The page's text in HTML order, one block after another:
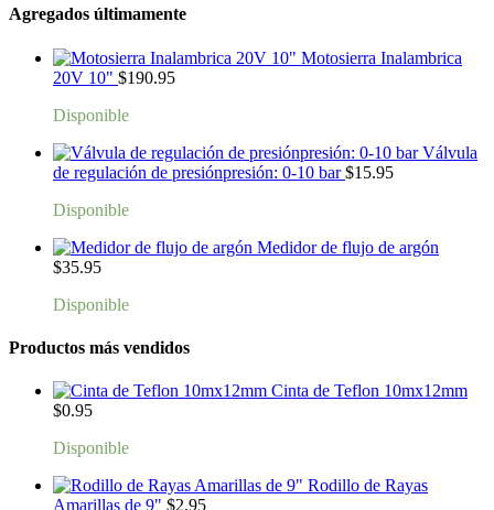
Agregados últimamente
Motosierra Inalambrica
20V 10" $190.95
Disponible
Válvula
de regulación de presiónpresión: 0-10 bar $15.95
Disponible
Medidor de flujo de argón
$35.95
Disponible
Productos más vendidos
Cinta de Teflon 10mx12mm
$0.95
Disponible
Rodillo de Rayas
Amarillas de 9" $2.95